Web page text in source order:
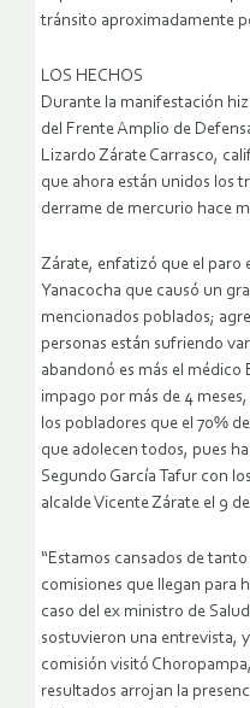
tránsito aproximadamente
LOS HECHOS
Durante la manifestación
del Frente Amplio de
Lizardo Zárate Carrasco,
que ahora están unidos los
derrame de mercurio hace
Zárate, enfatizó que el paro
Yanacocha que causó un
mencionados poblados;
personas están sufriendo
abandonó es más el médico
impago por más de 4
los pobladores que el 70%
que adolecen todos, pues
Segundo García Tafur con
alcalde Vicente Zárate el 9
“Estamos cansados de
comisiones que llegan para
caso del ex ministro de
sostuvieron una entrevista,
comisión visitó
resultados arrojan la